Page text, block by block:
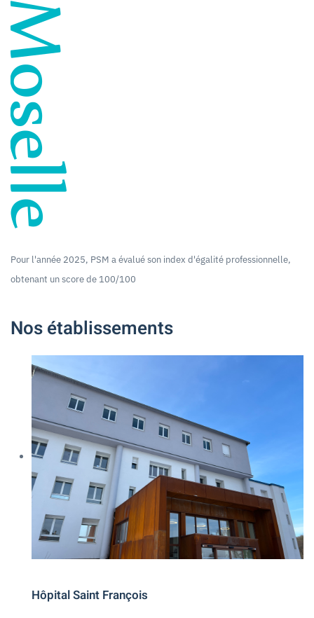
Pour l'année 2025, PSM a évalué son index d'égalité professionnelle,
obtenant un score de 100/100
Nos établissements
Hôpital Saint François